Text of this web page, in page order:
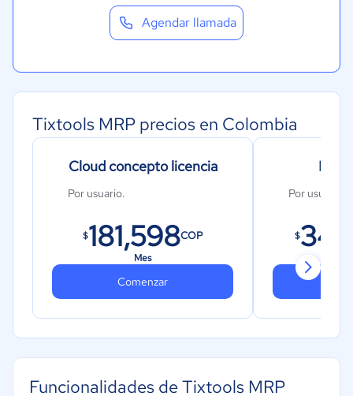
Agendar llamada
Tixtools MRP precios en Colombia
Cloud concepto licencia
Por usuario.
$181,598COP
Mes
Comenzar
ERP
Por usuario
$
Funcionalidades de Tixtools MRP